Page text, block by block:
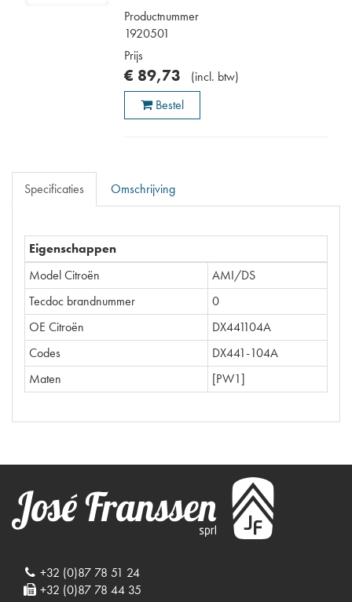
Productnummer
1920501
Prijs
€ 89,73 (incl. btw)
Bestel
Specificaties Omschrijving
Eigenschappen
Model Citroën
AMI/DS
Tecdoc brandnummer
0
OE Citroën
DX441104A
Codes
DX441-104A
Maten
[PW1]
+32 (0)87 78 51 24
+32 (0)87 78 44 35